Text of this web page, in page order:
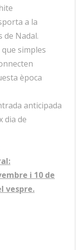
a la
de Nadal.
simples
època
anticipada
dia de
i 10 de
vespre.